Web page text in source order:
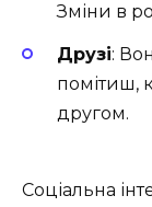
Зміни в
Друзі:
помітиш,
другом.
Соціальна